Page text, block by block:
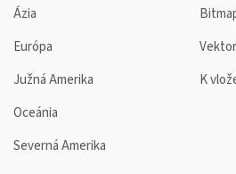
Ázia
Európa
Južná Amerika
Oceánia
Severná Amerika
K